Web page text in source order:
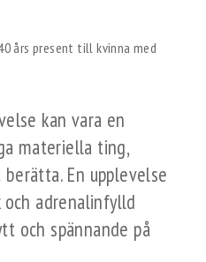
kan vara en
materiella ting,
En upplevelse
adrenalinfylld
och spännande på